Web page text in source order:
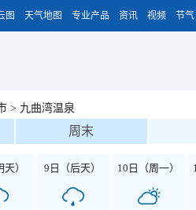
图 天气地图 专业产品 资讯 视频 节气
> 九曲湾温泉
周末
） 9日（后天） 10日（周一）